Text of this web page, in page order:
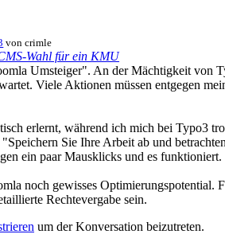
voncrimle
Wahl für ein KMU
Umsteiger". An der Mächtigkeit von
Viele Aktionen müssen entgegen
erlernt, während ich mich bei Typo3
Sie Ihre Arbeit ab und
ein paar Mausklicks und es
noch gewisses
Rechtevergabe sein.
um der Konversation beizutreten.